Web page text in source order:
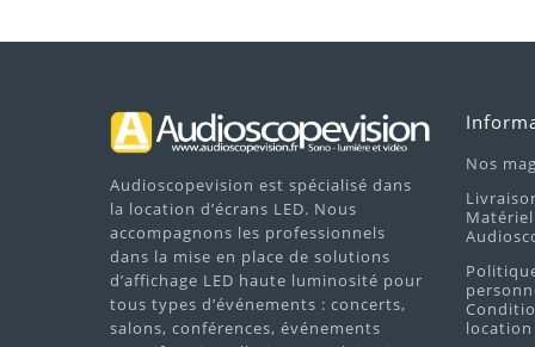
Audioscopevision est spécialisé dans
la location d’écrans LED. Nous
accompagnons les professionnels
dans la mise en place de solutions
d’affichage LED haute luminosité pour
tous types d’événements : concerts,
salons, conférences, événements
Nos
location